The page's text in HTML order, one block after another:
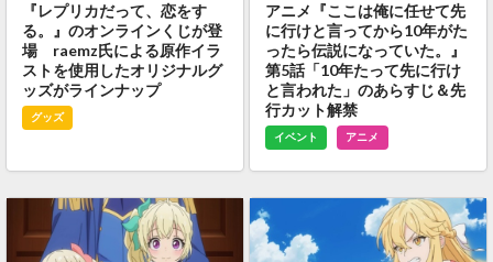
『レプリカだって、恋をす
る。』のオンラインくじが登
場 raemz氏による原作イラ
ストを使用したオリジナルグ
ッズがラインナップ
グッズ
アニメ『ここは俺に任せて先
に行けと言ってから10年がた
ったら伝説になっていた。』
第5話「10年たって先に行け
と言われた」のあらすじ＆先
行カット解禁
イベント アニメ